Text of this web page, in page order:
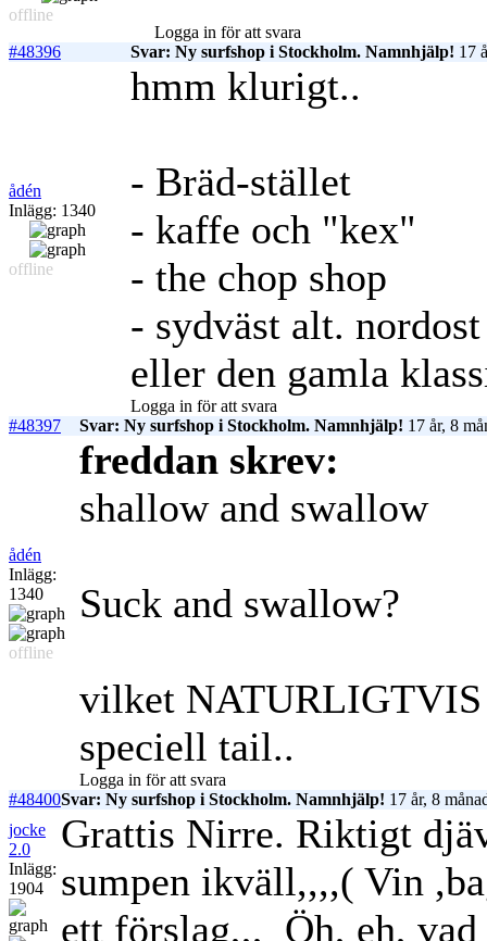
offline
Logga in för att svara
#48396
Svar: Ny surfshop i Stockholm. Namnhjälp! 17
ådén
Inlägg: 1340
offline
hmm klurigt..
- Bräd-stället
- kaffe och "kex"
- the chop shop
- sydväst alt. nordost
eller den gamla
Logga in för att svara
#48397
Svar: Ny surfshop i Stockholm. Namnhjälp! 17 år, 8
ådén
Inlägg:
1340
offline
freddan skrev:
shallow and swallow
Suck and swallow?
vilket NATURLIGTVIS
speciell tail..
Logga in för att svara
#48400Svar: Ny surfshop i Stockholm. Namnhjälp! 17 år, 8
jocke
2.0
Inlägg:
1904
Grattis Nirre. Riktigt
sumpen ikväll,,,,( Vin
ett förslag,,, Öh, eh,